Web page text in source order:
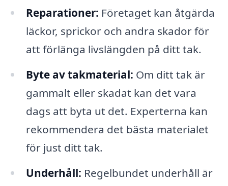
Reparationer: Företaget kan åtgärda
läckor, sprickor och andra skador för
att förlänga livslängden på ditt tak.
Byte av takmaterial: Om ditt tak är
gammalt eller skadat kan det vara
dags att byta ut det. Experterna kan
rekommendera det bästa materialet
för just ditt tak.
Underhåll: Regelbundet underhåll är